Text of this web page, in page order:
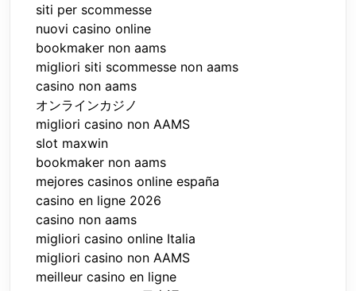
siti per scommesse
nuovi casino online
bookmaker non aams
migliori siti scommesse non aams
casino non aams
オンラインカジノ
migliori casino non AAMS
slot maxwin
bookmaker non aams
mejores casinos online españa
casino en ligne 2026
casino non aams
migliori casino online Italia
migliori casino non AAMS
meilleur casino en ligne